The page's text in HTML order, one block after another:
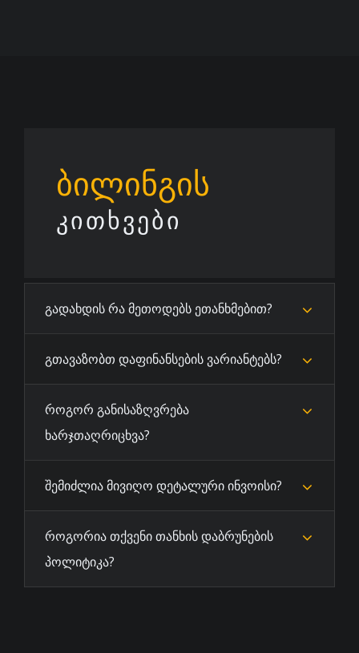
ბილინგის
ᲙᲘᲗᲮᲕᲔᲑᲘ
გადახდის რა მეთოდებს ეთანხმებით?
გთავაზობთ დაფინანსების ვარიანტებს?
როგორ განისაზღვრება
ხარჯთაღრიცხვა?
შემიძლია მივიღო დეტალური ინვოისი?
როგორია თქვენი თანხის დაბრუნების
პოლიტიკა?